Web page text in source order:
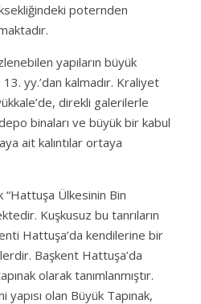
poternden
yapıların büyük
yy.’dan kalmadır. Kraliyet
direkli galerilerle
binaları ve büyük bir kabul
ait kalıntılar ortaya
“Hattuşa Ülkesinin Bin
Kuşkusuz bu tanrıların
Hattuşa’da kendilerine bir
Başkent Hattuşa’da
olarak tanımlanmıştır.
yapısı olan Büyük Tapınak,